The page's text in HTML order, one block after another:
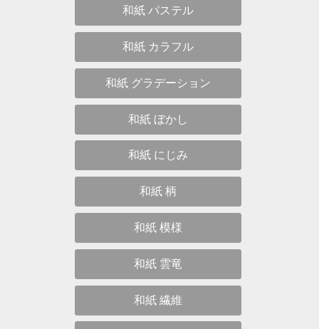
和紙 パステル
和紙 カラフル
和紙 グラデーション
和紙 ぼかし
和紙 にじみ
和紙 柄
和紙 模様
和紙 雲竜
和紙 繊維